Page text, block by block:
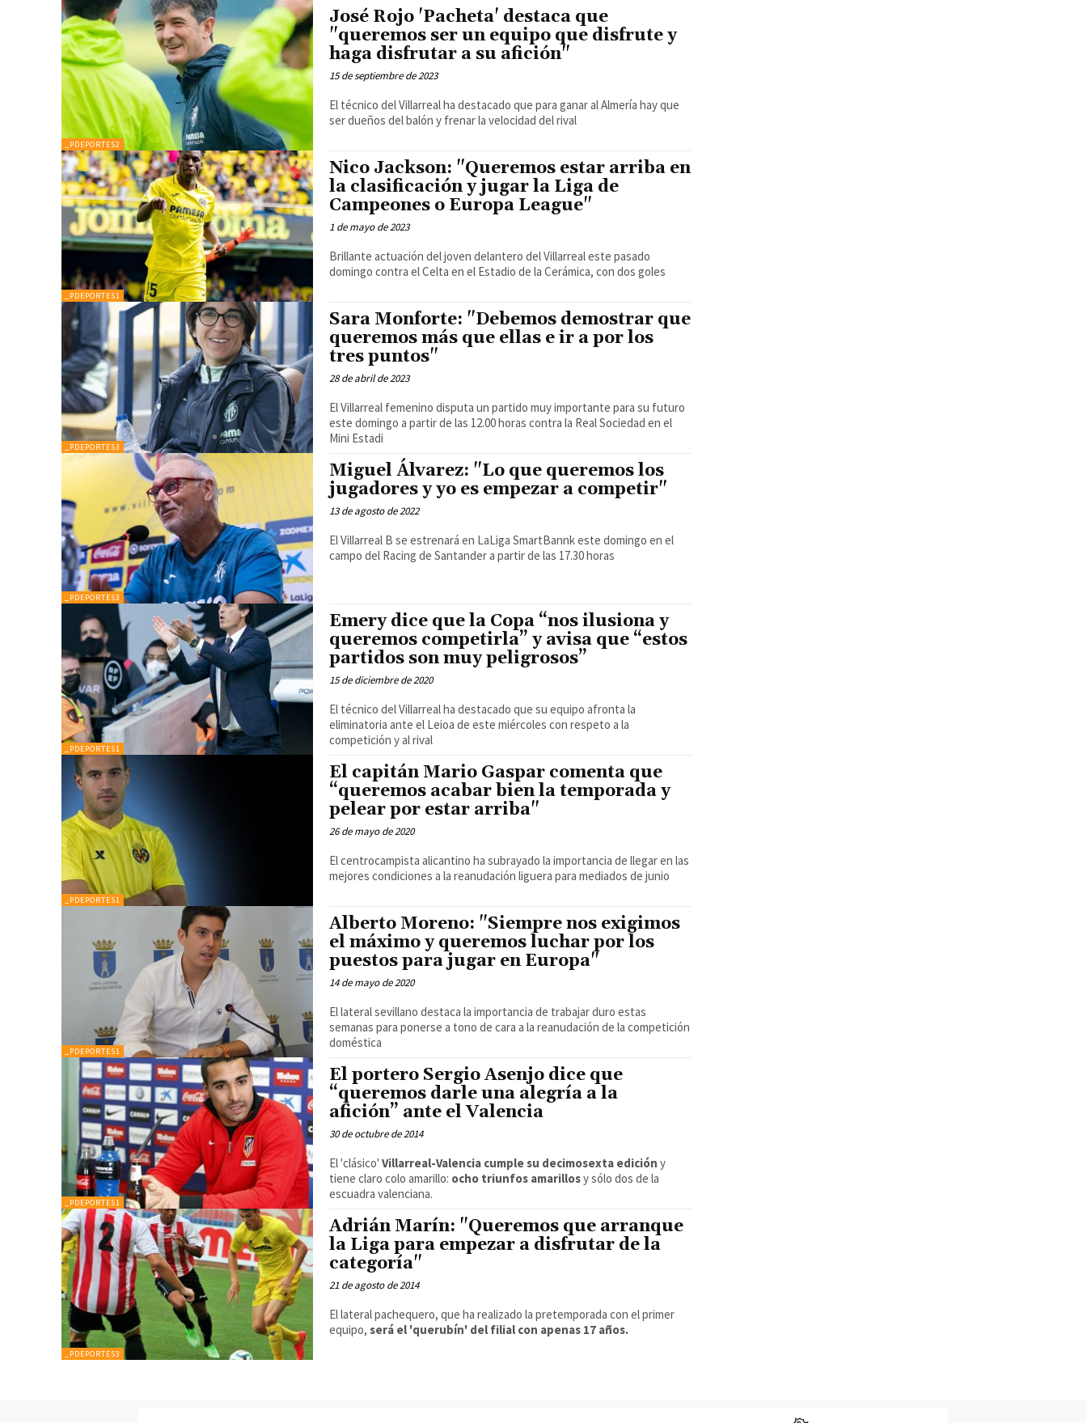
_PDEPORTES2
José Rojo 'Pacheta' destaca que
"queremos ser un equipo que disfrute y
haga disfrutar a su afición"
15 de septiembre de 2023
El técnico del Villarreal ha destacado que para ganar al Almería hay que
ser dueños del balón y frenar la velocidad del rival
_PDEPORTES1
Nico Jackson: "Queremos estar arriba en
la clasificación y jugar la Liga de
Campeones o Europa League"
1 de mayo de 2023
Brillante actuación del joven delantero del Villarreal este pasado
domingo contra el Celta en el Estadio de la Cerámica, con dos goles
_PDEPORTES3
Sara Monforte: "Debemos demostrar que
queremos más que ellas e ir a por los
tres puntos"
28 de abril de 2023
El Villarreal femenino disputa un partido muy importante para su futuro
este domingo a partir de las 12.00 horas contra la Real Sociedad en el
Mini Estadi
_PDEPORTES3
Miguel Álvarez: "Lo que queremos los
jugadores y yo es empezar a competir"
13 de agosto de 2022
El Villarreal B se estrenará en LaLiga SmartBannk este domingo en el
campo del Racing de Santander a partir de las 17.30 horas
_PDEPORTES1
Emery dice que la Copa “nos ilusiona y
queremos competirla” y avisa que “estos
partidos son muy peligrosos”
15 de diciembre de 2020
El técnico del Villarreal ha destacado que su equipo afronta la
eliminatoria ante el Leioa de este miércoles con respeto a la
competición y al rival
_PDEPORTES1
El capitán Mario Gaspar comenta que
“queremos acabar bien la temporada y
pelear por estar arriba"
26 de mayo de 2020
El centrocampista alicantino ha subrayado la importancia de llegar en las
mejores condiciones a la reanudación liguera para mediados de junio
_PDEPORTES1
Alberto Moreno: "Siempre nos exigimos
el máximo y queremos luchar por los
puestos para jugar en Europa"
14 de mayo de 2020
El lateral sevillano destaca la importancia de trabajar duro estas
semanas para ponerse a tono de cara a la reanudación de la competición
doméstica
_PDEPORTES1
El portero Sergio Asenjo dice que
“queremos darle una alegría a la
afición” ante el Valencia
30 de octubre de 2014
El 'clásico'Villarreal-Valencia cumple su decimosexta edición y
tiene claro colo amarillo: ocho triunfos amarillosy sólo dos de la
escuadra valenciana.
_PDEPORTES3
Adrián Marín: "Queremos que arranque
la Liga para empezar a disfrutar de la
categoría"
21 de agosto de 2014
El lateral pachequero, que ha realizado la pretemporada con el primer
equipo,será el 'querubín' del filial con apenas 17 años.